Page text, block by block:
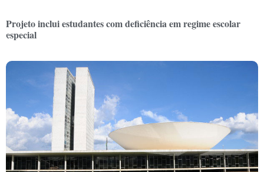
Projeto inclui estudantes com deficiência em regime escolar
especial